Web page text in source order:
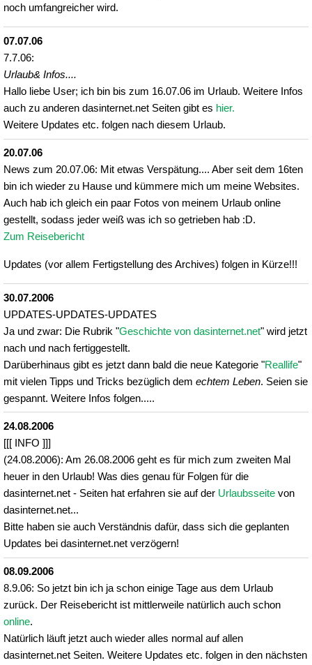
noch umfangreicher wird.
07.07.06
7.7.06:
Urlaub& Infos....
Hallo liebe User; ich bin bis zum 16.07.06 im Urlaub. Weitere Infos
auch zu anderen dasinternet.net Seiten gibt es hier.
Weitere Updates etc. folgen nach diesem Urlaub.
20.07.06
News zum 20.07.06: Mit etwas Verspätung.... Aber seit dem 16ten
bin ich wieder zu Hause und kümmere mich um meine Websites.
Auch hab ich gleich ein paar Fotos von meinem Urlaub online
gestellt, sodass jeder weiß was ich so getrieben hab :D.
Zum Reisebericht
Updates (vor allem Fertigstellung des Archives) folgen in Kürze!!!
30.07.2006
UPDATES-UPDATES-UPDATES
Ja und zwar: Die Rubrik "Geschichte von dasinternet.net" wird jetzt
nach und nach fertiggestellt.
Darüberhinaus gibt es jetzt dann bald die neue Kategorie "Reallife"
mit vielen Tipps und Tricks bezüglich dem echtem Leben. Seien sie
gespannt. Weitere Infos folgen.....
24.08.2006
[[[ INFO ]]]
(24.08.2006): Am 26.08.2006 geht es für mich zum zweiten Mal
heuer in den Urlaub! Was dies genau für Folgen für die
dasinternet.net - Seiten hat erfahren sie auf der Urlaubsseite von
dasinternet.net...
Bitte haben sie auch Verständnis dafür, dass sich die geplanten
Updates bei dasinternet.net verzögern!
08.09.2006
8.9.06: So jetzt bin ich ja schon einige Tage aus dem Urlaub
zurück. Der Reisebericht ist mittlerweile natürlich auch schon
online.
Natürlich läuft jetzt auch wieder alles normal auf allen
dasinternet.net Seiten. Weitere Updates etc. folgen in den nächsten